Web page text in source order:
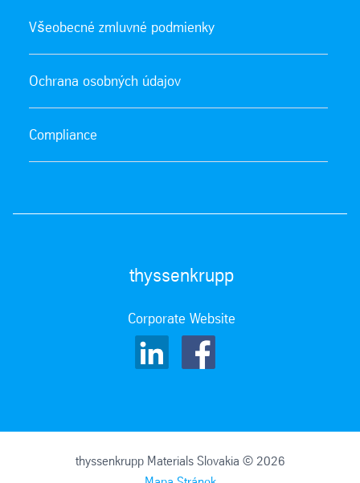
Všeobecné zmluvné podmienky
Ochrana osobných údajov
Compliance
thyssenkrupp
Corporate Website
thyssenkrupp Materials Slovakia © 2026